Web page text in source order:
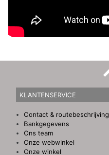
KLANTENSERVICE
Contact & routebeschrijving
Bankgegevens
Ons team
Onze webwinkel
Onze winkel